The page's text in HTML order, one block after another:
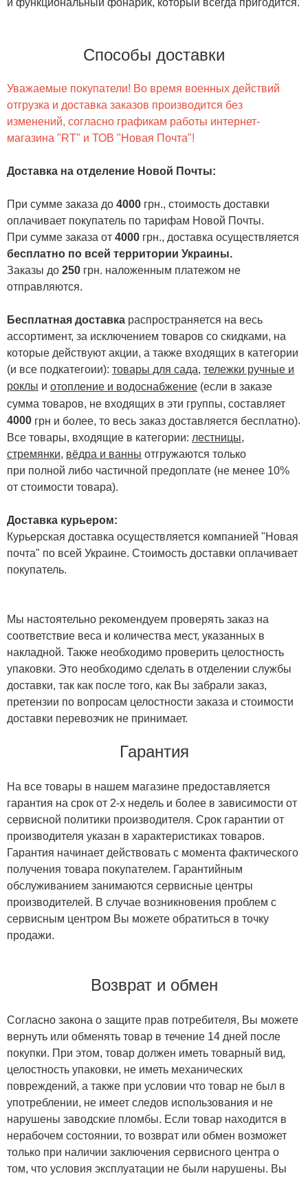
и функциональный фонарик, который всегда пригодится.
Способы доставки
Уважаемые покупатели! Во время военных действий
отгрузка и доставка заказов производится без
изменений, согласно графикам работы интернет-
магазина "RT" и ТОВ "Новая Почта"!
Доставка на отделение Новой Почты:
При сумме заказа до 4000 грн., стоимость доставки
оплачивает покупатель по тарифам Новой Почты.
При сумме заказа от 4000 грн., доставка осуществляется
бесплатно по всей территории Украины.
Заказы до 250 грн. наложенным платежом не
отправляются.
Бесплатная доставка распространяется на весь
ассортимент, за исключением товаров со скидками, на
которые действуют акции, а также входящих в категории
(и все подкатегоии): товары для сада, тележки ручные и
роклы и отопление и водоснабжение (если в заказе
сумма товаров, не входящих в эти группы, составляет
4000 грн и более, то весь заказ доставляется бесплатно).
Все товары, входящие в категории: лестницы,
стремянки, вёдра и ванны отгружаются только
при полной либо частичной предоплате (не менее 10%
от стоимости товара).
Доставка курьером:
Курьерская доставка осуществляется компанией "Новая
почта" по всей Украине. Стоимость доставки оплачивает
покупатель.
Мы настоятельно рекомендуем проверять заказ на
соответствие веса и количества мест, указанных в
накладной. Также необходимо проверить целостность
упаковки. Это необходимо сделать в отделении службы
доставки, так как после того, как Вы забрали заказ,
претензии по вопросам целостности заказа и стоимости
доставки перевозчик не принимает.
Гарантия
На все товары в нашем магазине предоставляется
гарантия на срок от 2-х недель и более в зависимости от
сервисной политики производителя. Срок гарантии от
производителя указан в характеристиках товаров.
Гарантия начинает действовать с момента фактического
получения товара покупателем. Гарантийным
обслуживанием занимаются сервисные центры
производителей. В случае возникновения проблем с
сервисным центром Вы можете обратиться в точку
продажи.
Возврат и обмен
Согласно закона о защите прав потребителя, Вы можете
вернуть или обменять товар в течение 14 дней после
покупки. При этом, товар должен иметь товарный вид,
целостность упаковки, не иметь механических
повреждений, а также при условии что товар не был в
употреблении, не имеет следов использования и не
нарушены заводские пломбы. Если товар находится в
нерабочем состоянии, то возврат или обмен возможет
только при наличии заключения сервисного центра о
том, что условия эксплуатации не были нарушены. Вы